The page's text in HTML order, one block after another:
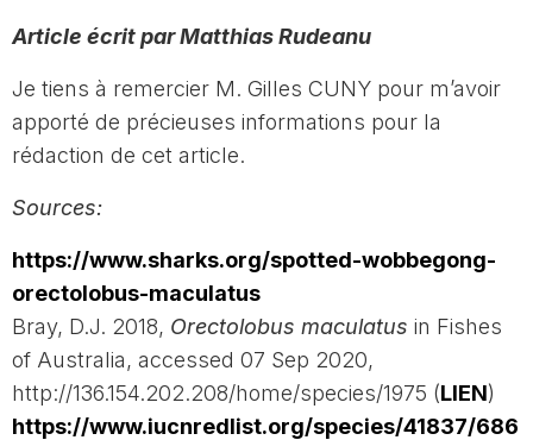
Article écrit par Matthias Rudeanu
Je tiens à remercier M. Gilles CUNY pour m’avoir
apporté de précieuses informations pour la
rédaction de cet article.
Sources:
https://www.sharks.org/spotted-wobbegong-
orectolobus-maculatus
Bray, D.J. 2018, Orectolobus maculatus in Fishes
of Australia, accessed 07 Sep 2020,
http://136.154.202.208/home/species/1975 (LIEN)
https://www.iucnredlist.org/species/41837/686